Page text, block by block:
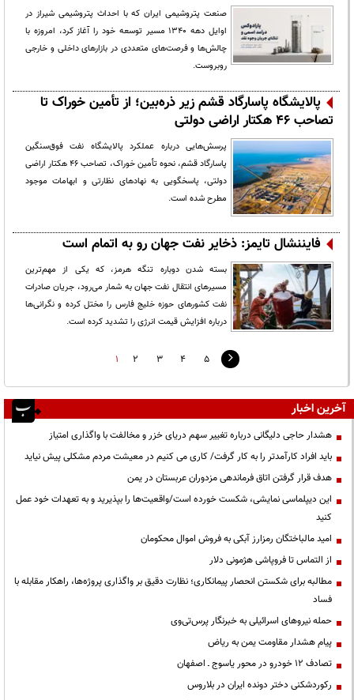
صنعت پتروشیمی ایران که با احداث پتروشیمی شیراز در
اوایل دهه ۱۳۴۰ مسیر توسعه خود را آغاز کرد، امروزه با
چالش‌ها و فرصت‌های متعددی در بازارهای داخلی و خارجی
روبروست.
پالایشگاه پاسارگاد قشم زیر ذره‌بین؛ از تأمین خوراک تا
تصاحب ۴۶ هکتار اراضی دولتی
پرسش‌هایی درباره عملکرد پالایشگاه نفت فوق‌سنگین
پاسارگاد قشم، نحوه تأمین خوراک، تصاحب ۴۶ هکتار اراضی
دولتی، پاسخگویی به نهادهای نظارتی و ابهامات موجود
مطرح شده است.
فایننشال تایمز: ذخایر نفت جهان رو به اتمام است
بسته شدن دوباره تنگه هرمز، که یکی از مهم‌ترین
مسیرهای انتقال نفت جهان به شمار می‌رود، جریان صادرات
نفت کشورهای حوزه خلیج فارس را مختل کرده و نگرانی‌ها
درباره افزایش قیمت انرژی را تشدید کرده است.
1 2 3 4 5
آخرین اخبار
هشدار حاجی دلیگانی درباره تغییر سهم دریای خزر و مخالفت با واگذاری امتیاز
باید افراد کارآمدتر را به کار گرفت/ کاری می کنیم در معیشت مردم مشکلی پیش نیاید
هدف قرار گرفتن اتاق‌ فرماندهی مزدوران عربستان در یمن
این دیپلماسی نمایشی، شکست خورده است/واقعیت‌ها را بپذیرید و به تعهدات خود عمل
کنید
امید مالباختگان رمزارز آبکی به فروش اموال محکومان
از التماس تا فروپاشی هژمونی دلار
مطالبه برای شکستن انحصار پیمانکاری؛ نظارت دقیق بر واگذاری پروژه‌ها، راهکار مقابله با
فساد
حمله نیروهای اسرائیلی به خبرنگار پرس‌تی‌وی
پیام هشدار مقاومت یمن به ریاض
تصادف ۱۲ خودرو در محور یاسوج ـ اصفهان
رکوردشکنی دختر دونده ایران در بلاروس